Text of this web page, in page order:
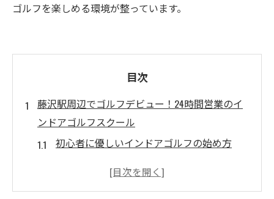
ゴルフを楽しめる環境が整っています。
目次
藤沢駅周辺でゴルフデビュー！24時間営業のイ
ンドアゴルフスクール
初心者に優しいインドアゴルフの始め方
24時間営業のメリットを最大限に活用する